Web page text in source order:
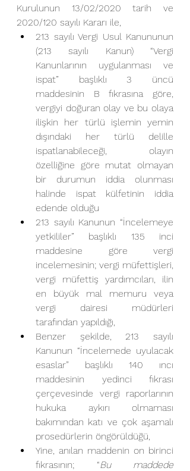
Kurulunun 13/02/2020 tarih ve
2020/120 sayılı Kararı ile,
213 sayılı Vergi Usul Kanununun
(213 sayılı Kanun) “Vergi
Kanunlarının uygulanması ve
ispat” başlıklı 3 üncü
maddesinin B fıkrasına göre,
vergiyi doğuran olay ve bu olaya
ilişkin her türlü işlemin yemin
dışındaki her türlü delille
ispatlanabileceği, olayın
özelliğine göre mutat olmayan
bir durumun iddia olunması
halinde ispat külfetinin iddia
edende olduğu
213 sayılı Kanunun “İncelemeye
yetkililer” başlıklı 135 inci
maddesine göre vergi
incelemesinin; vergi müfettişleri,
vergi müfettiş yardımcıları, ilin
en büyük mal memuru veya
vergi dairesi müdürleri
tarafından yapıldığı,
Benzer şekilde, 213 sayılı
Kanunun “İncelemede uyulacak
esaslar” başlıklı 140 ıncı
maddesinin yedinci fıkrası
çerçevesinde vergi raporlarının
hukuka aykırı olmaması
bakımından katı ve çok aşamalı
prosedürlerin öngörüldüğü,
Yine, anılan maddenin on birinci
fıkrasının; “Bu maddede